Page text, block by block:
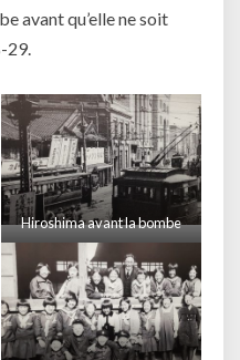
avant qu’elle ne soit
29.
Hiroshima avant la bombe